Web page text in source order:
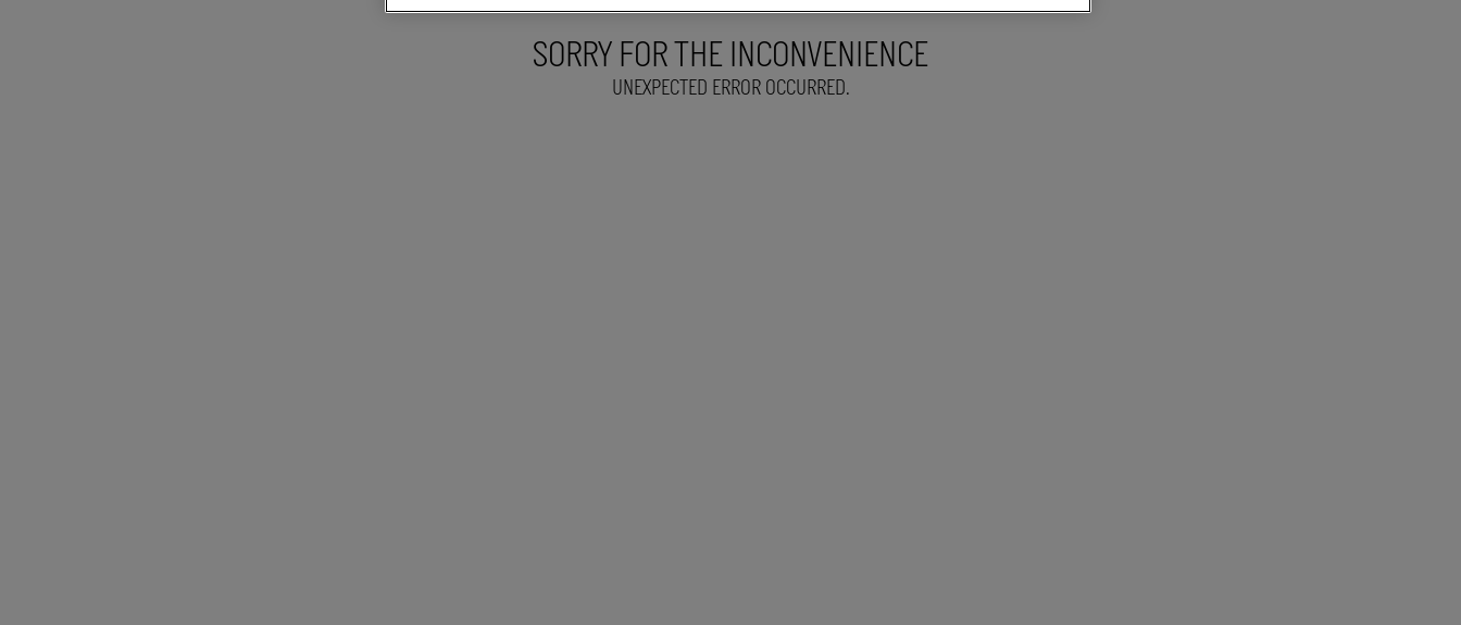
SORRY FOR THE INCONVENIENCE
UNEXPECTED ERROR OCCURRED.